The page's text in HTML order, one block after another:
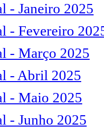
- Janeiro 2025
- Fevereiro
- Março 2025
- Abril 2025
- Maio 2025
- Junho 2025